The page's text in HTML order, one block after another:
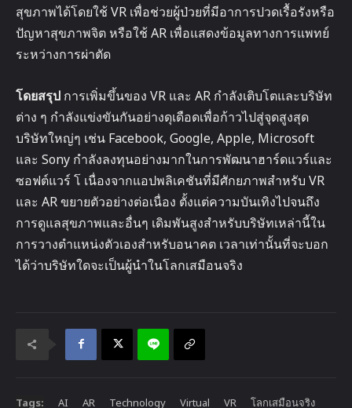
สุขภาพได้โดยใช้ VR เพื่อช่วยผู้ป่วยที่มีอาการปวดเรื้อรังหรือ
ปัญหาสุขภาพจิต หรือใช้ AR เพื่อแสดงข้อมูลทางการแพทย์
ระหว่างการผ่าตัด
โดยสรุป การเพิ่มขึ้นของ VR และ AR กำลังเติบโตและบริษัท
ต่าง ๆ กำลังแข่งขันกันอย่างดุเดือดเพื่อก้าวไปสู่จุดสูงสุด
บริษัทใหญ่ๆ เช่น Facebook, Google, Apple, Microsoft
และ Sony กำลังลงทุนอย่างมากในการพัฒนาฮาร์ดแวร์และ
ซอฟต์แวร์ โ เนื่องจากแอปพลิเคชันที่มีศักยภาพสำหรับ VR
และ AR ขยายตัวอย่างต่อเนื่อง ตั้งแต่ความบันเทิงไปจนถึง
การดูแลสุขภาพและอื่นๆ เดิมพันสูงสำหรับบริษัทเหล่านี้ใน
การวางตำแหน่งตัวเองสำหรับอนาคต เวลาเท่านั้นที่จะบอก
ได้ว่าบริษัทใดจะเป็นผู้นำในโลกเสมือนจริง
Tags: AI AR Technology Virtual VR โลกเสมือนจริง